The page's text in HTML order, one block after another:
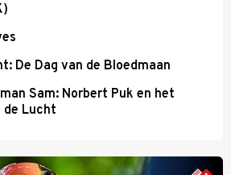
De Dag van de Bloedmaan
Sam: Norbert Puk en het
de Lucht